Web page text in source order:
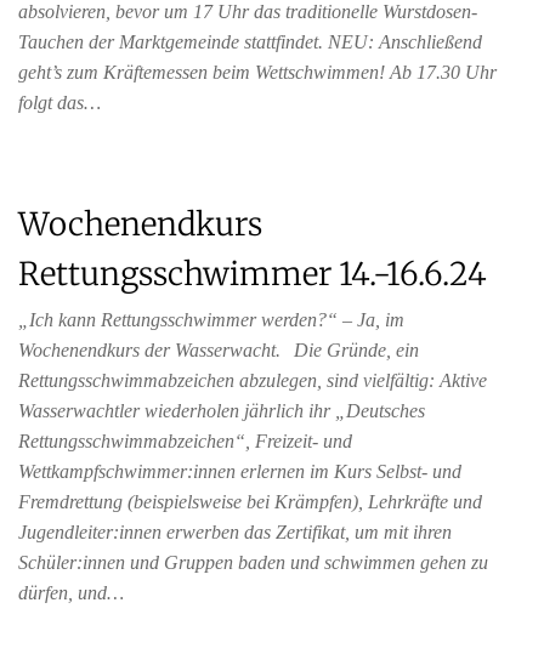
absolvieren, bevor um 17 Uhr das traditionelle Wurstdosen-
Tauchen der Marktgemeinde stattfindet. NEU: Anschließend
geht’s zum Kräftemessen beim Wettschwimmen! Ab 17.30 Uhr
folgt das…
Wochenendkurs
Rettungsschwimmer 14.-16.6.24
„Ich kann Rettungsschwimmer werden?“ – Ja, im
Wochenendkurs der Wasserwacht. Die Gründe, ein
Rettungsschwimmabzeichen abzulegen, sind vielfältig: Aktive
Wasserwachtler wiederholen jährlich ihr „Deutsches
Rettungsschwimmabzeichen“, Freizeit- und
Wettkampfschwimmer:innen erlernen im Kurs Selbst- und
Fremdrettung (beispielsweise bei Krämpfen), Lehrkräfte und
Jugendleiter:innen erwerben das Zertifikat, um mit ihren
Schüler:innen und Gruppen baden und schwimmen gehen zu
dürfen, und…